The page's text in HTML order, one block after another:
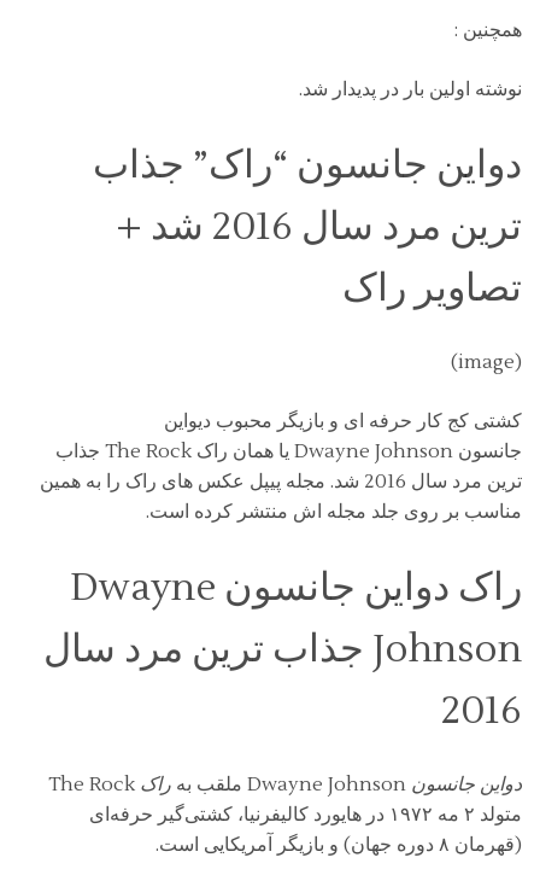
همچنین :
نوشته اولین بار در پدیدار شد.
دواین جانسون “راک” جذاب
ترین مرد سال 2016 شد +
تصاویر راک
(image)
کشتی کج کار حرفه ای و بازیگر محبوب دیواین
جانسون Dwayne Johnson یا همان راک The Rock جذاب
ترین مرد سال 2016 شد. مجله پیپل عکس های راک را به همین
مناسب بر روی جلد مجله اش منتشر کرده است.
راک دواین جانسون Dwayne
Johnson جذاب ترین مرد سال
2016
دواین جانسون راک The Rock
متولد ۲ مه ۱۹۷۲ در هایورد کالیفرنیا، کشتی‌گیر حرفه‌ای
(قهرمان ۸ دوره جهان) و بازیگر آمریکایی است.